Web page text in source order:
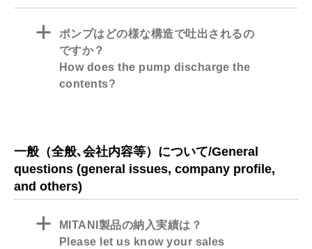
a
ポンプはどの様な構造で吐出されるの
ですか？
How does the pump discharge the
contents?
一般（全般､会社内容等）について/General
questions (general issues, company profile,
and others)
a
MITANI製品の納入実績は？
Please let us know your sales